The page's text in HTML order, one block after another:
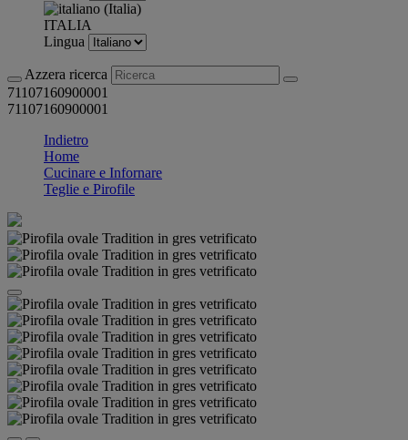
ITALIA
Lingua
Azzera ricerca
71107160900001
71107160900001
Indietro
Home
Cucinare e Infornare
Teglie e Pirofile